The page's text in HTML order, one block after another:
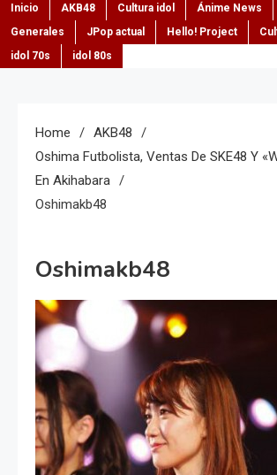
Inicio AKB48 Cultura idol Ánime News
Generales
JPop actual Hello! Project
idol 70s
idol 80s
Home
AKB48
Oshima Futbolista, Ventas De SKE48 Y
En Akihabara
Oshimakb48
Oshimakb48